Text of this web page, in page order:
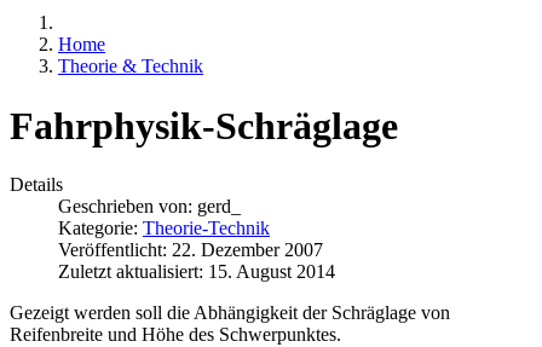
Home
Theorie & Technik
Fahrphysik-Schräglage
Details
Geschrieben von: gerd_
Kategorie: Theorie-Technik
Veröffentlicht: 22. Dezember 2007
Zuletzt aktualisiert: 15. August 2014
Gezeigt werden soll die Abhängigkeit der Schräglage von
Reifenbreite und Höhe des Schwerpunktes.